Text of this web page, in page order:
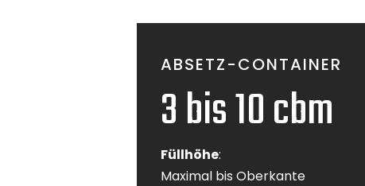
Absetz-
ABSETZ-CONTAINER
3 bis 10 cbm
Füllhöhe:
Maximal bis Oberkante